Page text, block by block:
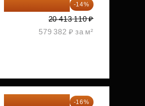
-14%
20 413 110 ₽
579 382 ₽ за м²
-16%